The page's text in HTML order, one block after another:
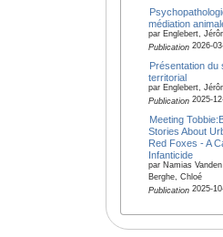
médiation
par Englebert,
Publication2026-
Présentation du
territorial
par Englebert,
Publication2025-
Meeting
Stories About
Red Foxes - A
Infanticide
par Namias Vanden
Berghe, Chloé
Publication2025-